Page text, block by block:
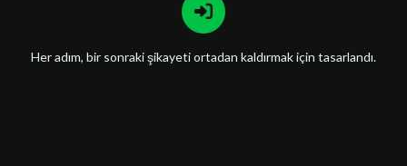
Her adım, bir sonraki şikayeti ortadan kaldırmak için tasarlandı.